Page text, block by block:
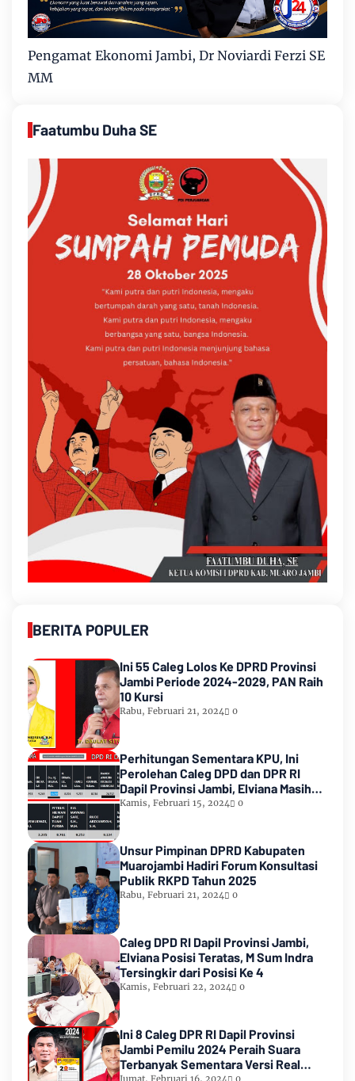
Pengamat Ekonomi Jambi, Dr Noviardi Ferzi SE
MM
Faatumbu Duha SE
BERITA POPULER
Ini 55 Caleg Lolos Ke DPRD Provinsi
Jambi Periode 2024-2029, PAN Raih
10 Kursi
Rabu, Februari 21, 2024 0
Perhitungan Sementara KPU, Ini
Perolehan Caleg DPD dan DPR RI
Dapil Provinsi Jambi, Elviana Masih
Urutan Kedua Teratas
Kamis, Februari 15, 2024 0
Unsur Pimpinan DPRD Kabupaten
Muarojambi Hadiri Forum Konsultasi
Publik RKPD Tahun 2025
Rabu, Februari 21, 2024 0
Caleg DPD RI Dapil Provinsi Jambi,
Elviana Posisi Teratas, M Sum Indra
Tersingkir dari Posisi Ke 4
Kamis, Februari 22, 2024 0
Ini 8 Caleg DPR RI Dapil Provinsi
Jambi Pemilu 2024 Peraih Suara
Terbanyak Sementara Versi Real